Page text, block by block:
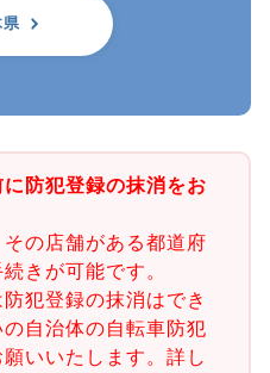
県
防犯登録の抹消をお
の店舗がある都道府
きが可能です。
犯登録の抹消はでき
自治体の自転車防犯
いいたします。詳し